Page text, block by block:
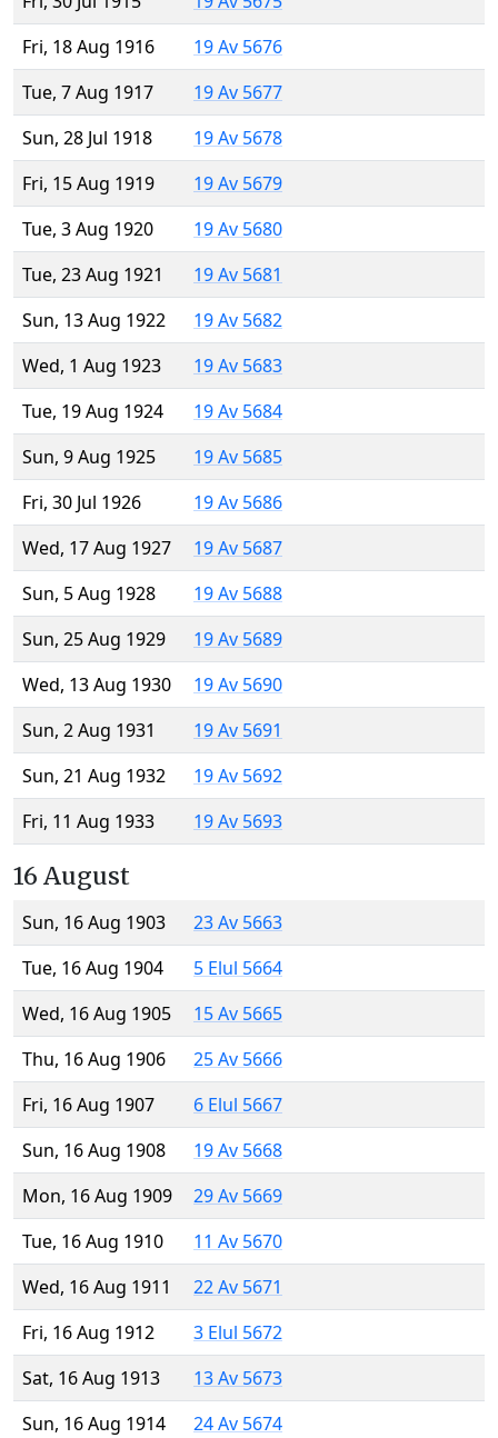
Fri, 18 Aug 1916
19 Av 5676
Tue, 7 Aug 1917
19 Av 5677
Sun, 28 Jul 1918
19 Av 5678
Fri, 15 Aug 1919
19 Av 5679
Tue, 3 Aug 1920
19 Av 5680
Tue, 23 Aug 1921
19 Av 5681
Sun, 13 Aug 1922
19 Av 5682
Wed, 1 Aug 1923
19 Av 5683
Tue, 19 Aug 1924
19 Av 5684
Sun, 9 Aug 1925
19 Av 5685
Fri, 30 Jul 1926
19 Av 5686
Wed, 17 Aug 1927
19 Av 5687
Sun, 5 Aug 1928
19 Av 5688
Sun, 25 Aug 1929
19 Av 5689
Wed, 13 Aug 1930
19 Av 5690
Sun, 2 Aug 1931
19 Av 5691
Sun, 21 Aug 1932
19 Av 5692
Fri, 11 Aug 1933
19 Av 5693
16 August
Sun, 16 Aug 1903
23 Av 5663
Tue, 16 Aug 1904
5 Elul 5664
Wed, 16 Aug 1905
15 Av 5665
Thu, 16 Aug 1906
25 Av 5666
Fri, 16 Aug 1907
6 Elul 5667
Sun, 16 Aug 1908
19 Av 5668
Mon, 16 Aug 1909
29 Av 5669
Tue, 16 Aug 1910
11 Av 5670
Wed, 16 Aug 1911
22 Av 5671
Fri, 16 Aug 1912
3 Elul 5672
Sat, 16 Aug 1913
13 Av 5673
Sun, 16 Aug 1914
24 Av 5674